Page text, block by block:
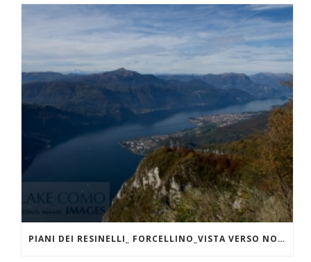
PIANI DEI RESINELLI_ FORCELLINO_VISTA VERSO NORD